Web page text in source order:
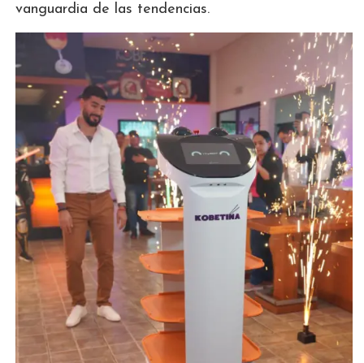
vanguardia de las tendencias.